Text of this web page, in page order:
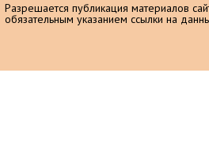
Разрешается публикация материалов
обязательным указанием ссылки на